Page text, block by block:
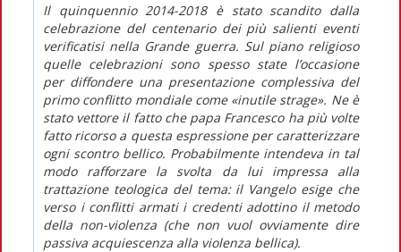
Il quinquennio 2014-2018 è stato scandito dalla
celebrazione del centenario dei più salienti eventi
verificatisi nella Grande guerra. Sul piano religioso
quelle celebrazioni sono spesso state l’occasione
per diffondere una presentazione complessiva del
primo conflitto mondiale come «inutile strage». Ne è
stato vettore il fatto che papa Francesco ha più volte
fatto ricorso a questa espressione per caratterizzare
ogni scontro bellico. Probabilmente intendeva in tal
modo rafforzare la svolta da lui impressa alla
trattazione teologica del tema: il Vangelo esige che
verso i conflitti armati i credenti adottino il metodo
della non-violenza (che non vuol ovviamente dire
passiva acquiescenza alla violenza bellica).